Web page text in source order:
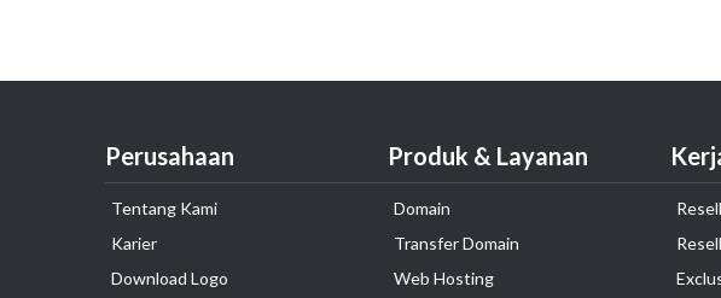
Perusahaan
Tentang Kami
Karier
Download Logo
Produk & Layanan
Domain
Transfer Domain
Web Hosting